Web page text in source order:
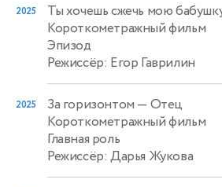
2025 Ты хочешь сжечь мою
Короткометражный фильм
Эпизод
Режиссёр: Егор Гаврилин
2025 За горизонтом — Отец
Короткометражный фильм
Главная роль
Режиссёр: Дарья Жукова